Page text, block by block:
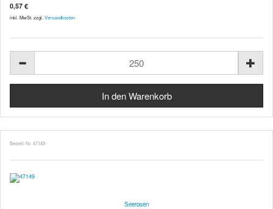
0,57 €
inkl. MwSt. zzgl. Versandkosten
Bestell-Nr. 47149
Seerosen